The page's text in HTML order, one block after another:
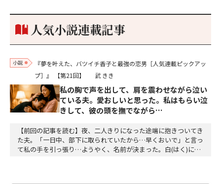
り。どうして勝てたのか、未だにわかりません。…
人気小説連載記事
小説
『夢を叶えた、バツイチ香子と最強の恋男［人気連載ピックアッ
プ］』
【第21回】 武 きき
私の胸で声を出して、肩を震わせながら泣い
ている夫。愛おしいと思った。私はもらい泣
きして、彼の頭を撫でながら…
【前回の記事を読む】夜、二人きりになった途端に抱きついてき
た夫。「一日中、部下に取られていたから…早くおいで」と言っ
て私の手を引っ張り…ようやく、名前が決まった。白(はく)に決